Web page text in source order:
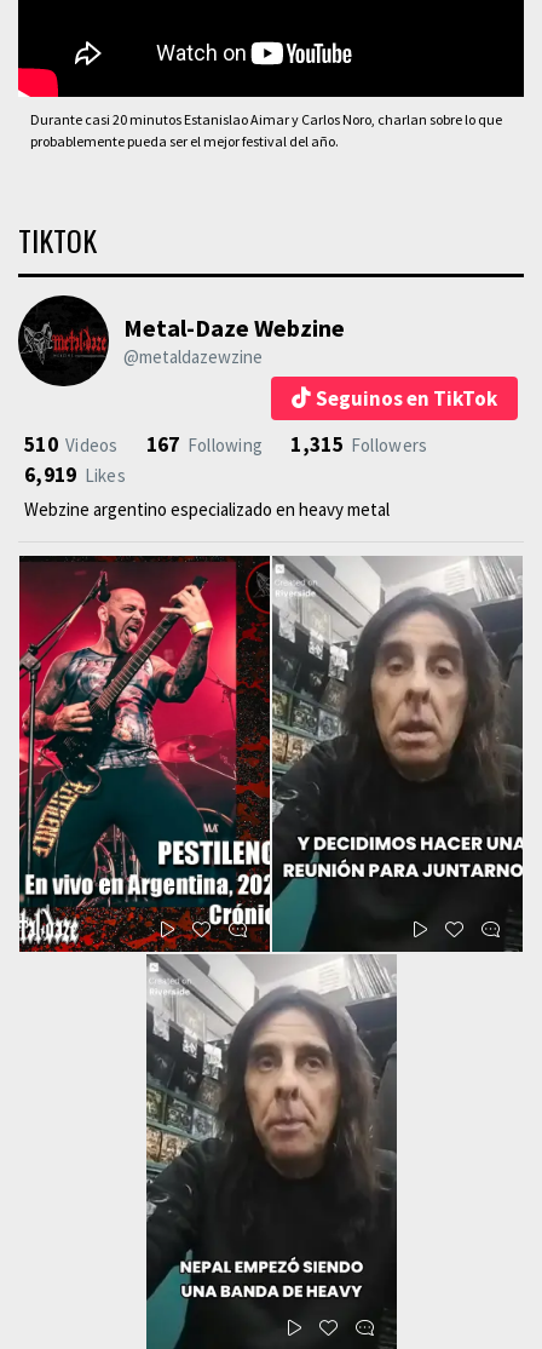
Durante casi 20 minutos Estanislao Aimar y Carlos Noro, charlan sobre lo que
probablemente pueda ser el mejor festival del año.
TIKTOK
Metal-Daze Webzine
@metaldazewzine
Seguinos en TikTok
510 Videos 167 Following 1,315 Followers
6,919 Likes
Webzine argentino especializado en heavy metal